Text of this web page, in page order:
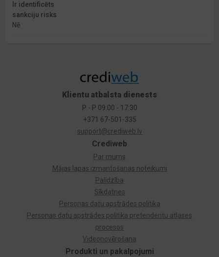
Ir identificēts
sankciju risks
Nē
Produkti un pakalpojumi
Crediweb
Par mums
Mājas lapas izmantošanas noteikumi
Palīdzība
Sīkdatnes
Personas datu apstrādes politika
Personas datu apstrādes politika pretendentu atlases
procesos
Videonovērošana
Klientu atbalsta dienests
P - P 09:00 - 17:30
+371 67-501-335
support@crediweb.lv